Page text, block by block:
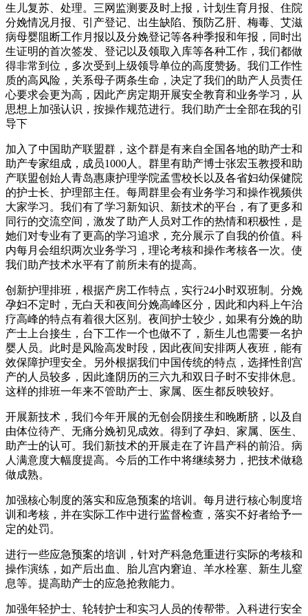
生儿复苏、处理。三网监测要及时上报，计划生育月报、住院
分娩情况月报、引产登记、出生缺陷、预防乙肝、梅毒、艾滋
病母婴阻断工作月报以及分娩登记等各种季报和年报，同时出
生证明的首次签发、登记以及领取入库等各种工作，我们都做
得非常到位，多次受到上级领导单位的高度赞扬。我们工作性
质的高风险，关系母子两条生命，决定了我们的助产人员责任
心要求会更为高，因此产房定期开展安全教育和业务学习，从
思想上加强认识，按操作规范进行。我们助产士全部在我的引
导下
加入了中国助产联盟群，这个群是有来自全国各地的助产士和
助产专家组成，成员1000人。群里有助产博士张宏玉教授和助
产联盟创始人青岛惠康护理学院孟雪校长以及各省妇幼保健院
的护士长、护理部主任。每周群里会有业务学习和操作视频供
大家学习。我们有了学习新知识、新技术的平台，有了更多和
同行的交流空间，激发了助产人员对工作的热情和积极性，是
她们对专业有了更高的学习追求，充分展示了自我的价值。科
内每月会组织两次业务学习，理论考核和操作考核各一次。使
我们助产技术水平有了前所未有的提高。
创新护理排班，根据产房工作特点，实行24小时双班制。分娩
孕妇不定时，无白天和夜间分娩高峰区分，因此和内科上午治
疗高峰的特点有着很大区别。夜间护士较少，如果有分娩的助
产士上台接生，台下工作一个也做不了，新生儿也需要一名护
婴人员。此时是风险高发时段，因此夜间安排两人夜班，能有
效保障护理安全。另外根据我们中国传统的特点，选择性剖宫
产的人员较多，因此逢阴历的三六九和双日子时不安排休息。
这样的排班一年来不管助产士、家属、医生都反映较好。
开展新技术，我们今年开展的无创会阴接生和晚断脐，以及自
由体位待产、无痛分娩初见成效。得到了孕妇、家属、医生、
助产士的认可。我们新技术的开展走在了许昌产科的前沿。病
人满意度大幅度提高。今后的工作中将继续努力，把技术做稳
做成熟。
加强核心制度的落实和应急预案的培训。每月进行核心制度培
训和考核，并在实际工作中进行监督检查，落实不好者给予一
定的处罚。
进行一些应急预案的培训，针对产科急危重进行实际的考核和
操作演练，如产后出血、胎儿宫内窘迫、羊水栓塞、新生儿窒
息等。提高助产士的应急抢救能力。
加强年轻护士、轮转护士和实习人员的传帮带。入科进行安全